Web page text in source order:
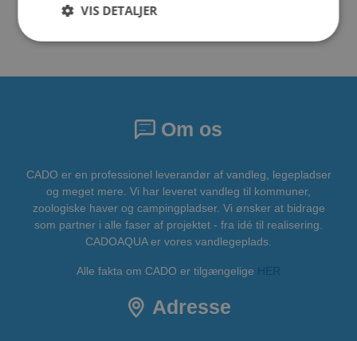
Om os
CADO er en professionel leverandør af vandleg, legepladser
og meget mere. Vi har leveret vandleg til kommuner,
zoologiske haver og campingpladser. Vi ønsker at bidrage
som partner i alle faser af projektet - fra idé til realisering.
CADOAQUA er vores vandlegeplads.
Alle fakta om CADO er tilgængelige
Adresse
VIS DETALJER